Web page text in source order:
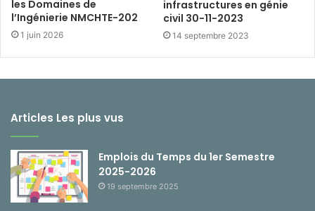
les Domaines de
l’Ingénierie NMCHTE-202
1 juin 2026
infrastructures en génie
civil 30-11-2023
14 septembre 2023
Articles Les plus vus
Emplois du Temps du 1er Semestre
2025-2026
19 septembre 2025